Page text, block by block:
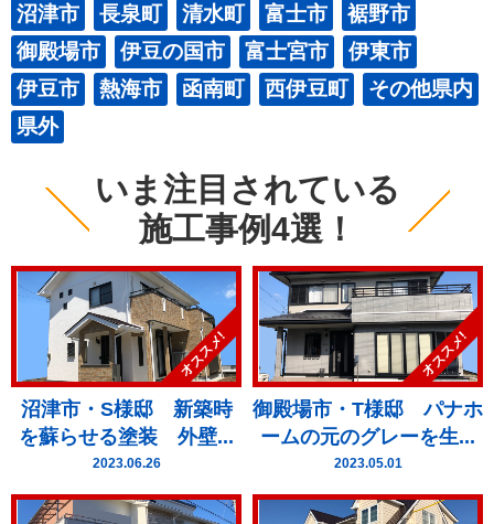
沼津市
長泉町 清水町 富士市
裾野市
御殿場市
伊豆の国市 富士宮市
伊東市
伊豆市
熱海市 函南町 西伊豆町
その他県内
県外
いま注目されている
施工事例4選！
オススメ!
沼津市・S様邸 新築時
を蘇らせる塗装 外壁...
2023.06.26
オススメ!
御殿場市・T様邸 パナホ
ームの元のグレーを生...
2023.05.01